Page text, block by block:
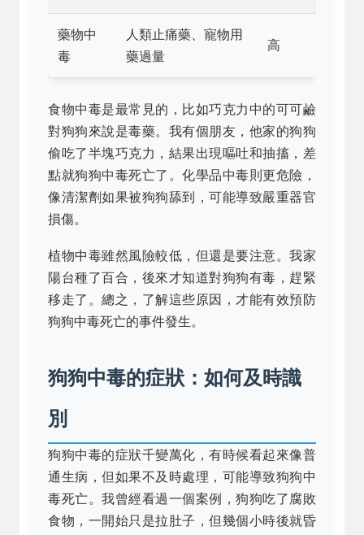
藥物中
毒
人類止痛藥、寵物用
藥過量
高
食物中毒是最常見的，比如巧克力中的可可鹼
對狗狗來說是毒藥。我有個朋友，他家的狗狗
偷吃了半塊巧克力，結果出現嘔吐和抽搐，差
點就狗狗中毒死亡了。化學品中毒則更危險，
像清潔劑如果被狗狗舔到，可能導致嚴重器官
損傷。
植物中毒雖然風險較低，但還是要注意。我家
陽台種了百合，後來才知道對狗狗有毒，趕緊
移走了。總之，了解這些原因，才能有效預防
狗狗中毒死亡的事件發生。
狗狗中毒的症狀：如何及時識
別
狗狗中毒的症狀千變萬化，有時候看起來像普
通生病，但如果不及時處理，可能導致狗狗中
毒死亡。我曾經看過一個案例，狗狗吃了腐敗
食物，一開始只是拉肚子，但幾個小時後就昏